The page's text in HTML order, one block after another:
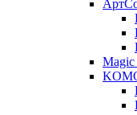
Magic